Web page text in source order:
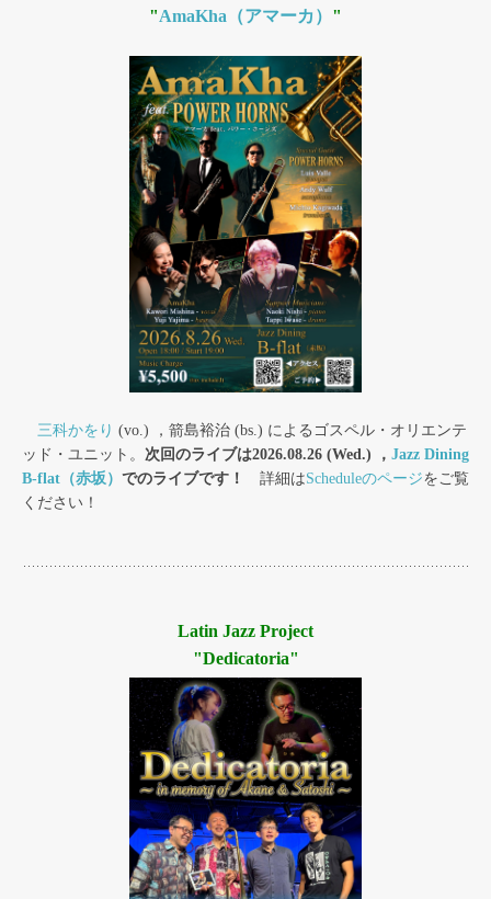
"AmaKha（アマーカ） "
三科かをり (vo.) ，箭島裕治 (bs.) によるゴスペル・オリエンテ
ッド・ユニット。 次回のライブは2026.08.26 (Wed.) ， Jazz Dining
B-flat（赤坂） でのライブです！ 詳細はScheduleのページをご覧
ください！
Latin Jazz Project
"Dedicatoria"